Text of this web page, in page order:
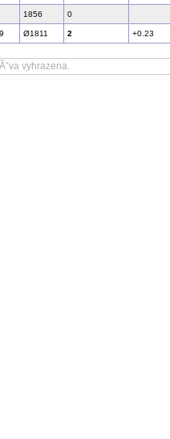
1856 0
Ø1811 2 +0.23
vyhrazena.